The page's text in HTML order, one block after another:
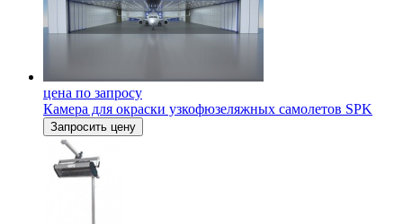
цена по запросу
Камера для окраски узкофюзеляжных самолетов SPK
Запросить цену